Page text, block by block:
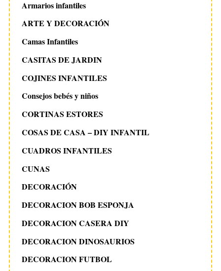
Armarios infantiles
ARTE Y DECORACIÓN
Camas Infantiles
CASITAS DE JARDIN
COJINES INFANTILES
Consejos bebés y niños
CORTINAS ESTORES
COSAS DE CASA – DIY INFANTIL
CUADROS INFANTILES
CUNAS
DECORACIÓN
DECORACION BOB ESPONJA
DECORACION CASERA DIY
DECORACION DINOSAURIOS
DECORACION FUTBOL